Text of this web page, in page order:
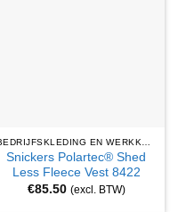
Snickers Polartec® Shed
Less Fleece Vest 8422
€85.50 (excl. BTW)